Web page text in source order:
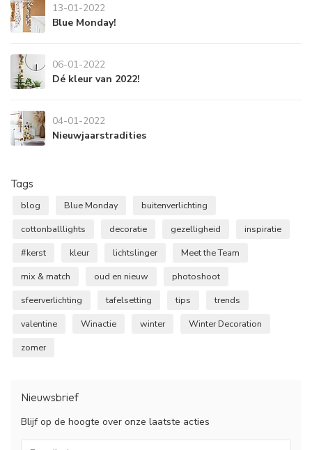
13-01-2022
Blue Monday!
06-01-2022
Dé kleur van 2022!
04-01-2022
Nieuwjaarstradities
Tags
blog Blue Monday
buitenverlichting
cottonballlights
decoratie gezelligheid
inspiratie
#kerst
kleur lichtslinger
Meet the Team
mix & match
oud en nieuw
photoshoot
sfeerverlichting
tafelsetting tips
trends
valentine
Winactie winter
Winter Decoration
zomer
Nieuwsbrief
Blijf op de hoogte over onze laatste acties